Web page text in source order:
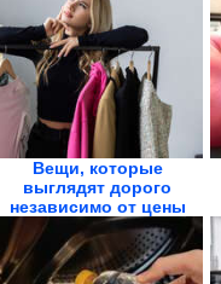
Вещи, которые
выглядят дорого
независимо от цены